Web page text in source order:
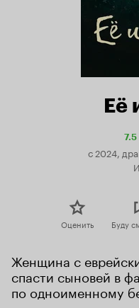
Её
7.5
7.5
с 2024,
Оценить Буду
Женщина с
спасти сыновей в
по одноименному